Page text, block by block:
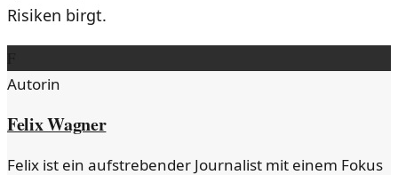
Risiken birgt.
Autorin
Felix Wagner
Felix ist ein aufstrebender Journalist mit einem Fokus